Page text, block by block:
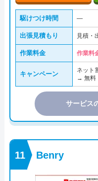
駆けつけ時間 ―
出張見積もり 見積・
作業料金 作業料
キャンペーン
ネット
→ 無料
サービス
Benry